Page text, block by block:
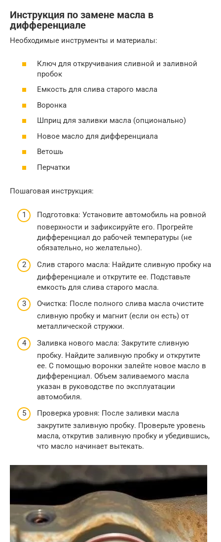
Инструкция по замене масла в
дифференциале
Необходимые инструменты и материалы:
Ключ для откручивания сливной и заливной
пробок
Емкость для слива старого масла
Воронка
Шприц для заливки масла (опционально)
Новое масло для дифференциала
Ветошь
Перчатки
Пошаговая инструкция:
Подготовка: Установите автомобиль на ровной
поверхности и зафиксируйте его. Прогрейте
дифференциал до рабочей температуры (не
обязательно, но желательно).
Слив старого масла: Найдите сливную пробку на
дифференциале и открутите ее. Подставьте
емкость для слива старого масла.
Очистка: После полного слива масла очистите
сливную пробку и магнит (если он есть) от
металлической стружки.
Заливка нового масла: Закрутите сливную
пробку. Найдите заливную пробку и открутите
ее. С помощью воронки залейте новое масло в
дифференциал. Объем заливаемого масла
указан в руководстве по эксплуатации
автомобиля.
Проверка уровня: После заливки масла
закрутите заливную пробку. Проверьте уровень
масла, открутив заливную пробку и убедившись,
что масло начинает вытекать.